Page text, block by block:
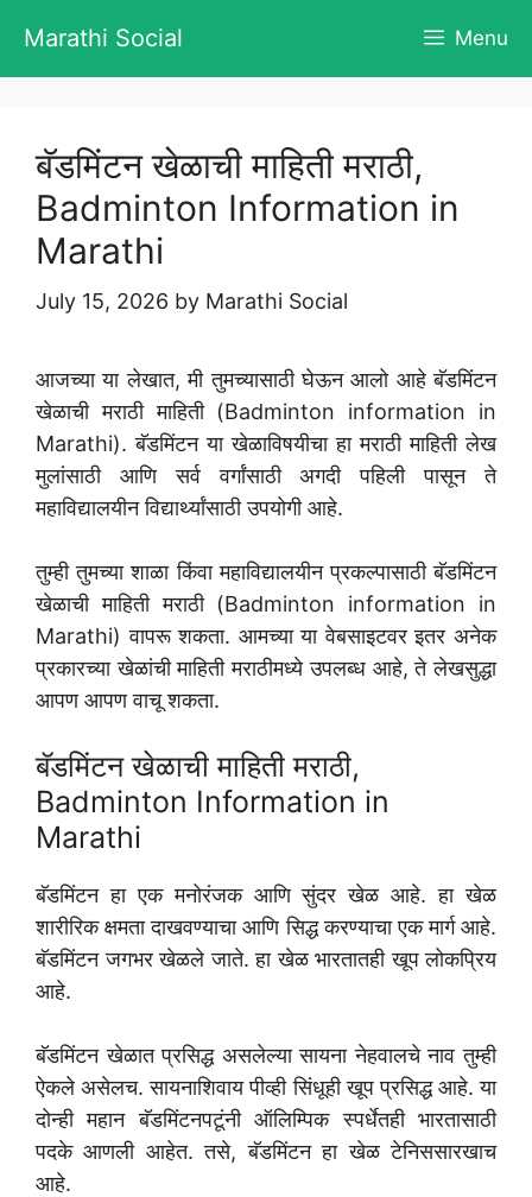
content
Marathi Social Menu
बॅडमिंटन खेळाची माहिती मराठी,
Badminton Information in
Marathi
July 15, 2026 by Marathi Social
आजच्या या लेखात, मी तुमच्यासाठी घेऊन आलो आहे बॅडमिंटन
खेळाची मराठी माहिती (Badminton information in
Marathi). बॅडमिंटन या खेळाविषयीचा हा मराठी माहिती लेख
मुलांसाठी आणि सर्व वर्गांसाठी अगदी पहिली पासून ते
महाविद्यालयीन विद्यार्थ्यांसाठी उपयोगी आहे.
तुम्ही तुमच्या शाळा किंवा महाविद्यालयीन प्रकल्पासाठी बॅडमिंटन
खेळाची माहिती मराठी (Badminton information in
Marathi) वापरू शकता. आमच्या या वेबसाइटवर इतर अनेक
प्रकारच्या खेळांची माहिती मराठीमध्ये उपलब्ध आहे, ते लेखसुद्धा
आपण आपण वाचू शकता.
बॅडमिंटन खेळाची माहिती मराठी,
Badminton Information in
Marathi
बॅडमिंटन हा एक मनोरंजक आणि सुंदर खेळ आहे. हा खेळ
शारीरिक क्षमता दाखवण्याचा आणि सिद्ध करण्याचा एक मार्ग आहे.
बॅडमिंटन जगभर खेळले जाते. हा खेळ भारतातही खूप लोकप्रिय
आहे.
बॅडमिंटन खेळात प्रसिद्ध असलेल्या सायना नेहवालचे नाव तुम्ही
ऐकले असेलच. सायनाशिवाय पीव्ही सिंधूही खूप प्रसिद्ध आहे. या
दोन्ही महान बॅडमिंटनपटूंनी ऑलिम्पिक स्पर्धेतही भारतासाठी
पदके आणली आहेत. तसे, बॅडमिंटन हा खेळ टेनिससारखाच
आहे.